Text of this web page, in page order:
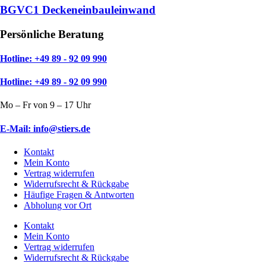
BGVC1 Deckeneinbauleinwand
Persönliche Beratung
Hotline: +49 89 - 92 09 990
Hotline: +49 89 - 92 09 990
Mo – Fr von 9 – 17 Uhr
E-Mail: info@stiers.de
Kontakt
Mein Konto
Vertrag widerrufen
Widerrufsrecht & Rückgabe
Häufige Fragen & Antworten
Abholung vor Ort
Kontakt
Mein Konto
Vertrag widerrufen
Widerrufsrecht & Rückgabe